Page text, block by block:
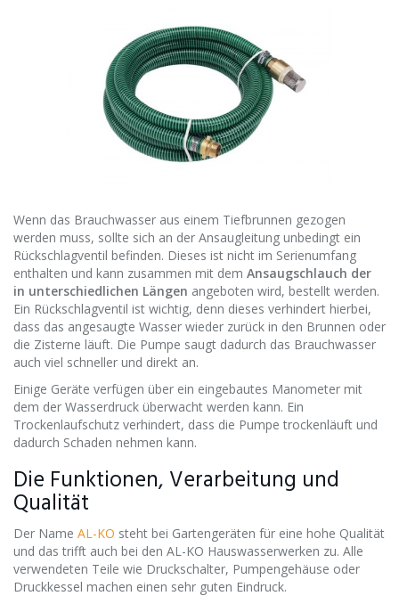
Wenn das Brauchwasser aus einem Tiefbrunnen gezogen
werden muss, sollte sich an der Ansaugleitung unbedingt ein
Rückschlagventil befinden. Dieses ist nicht im Serienumfang
enthalten und kann zusammen mit dem Ansaugschlauch der
in unterschiedlichen Längen angeboten wird, bestellt werden.
Ein Rückschlagventil ist wichtig, denn dieses verhindert hierbei,
dass das angesaugte Wasser wieder zurück in den Brunnen oder
die Zisterne läuft. Die Pumpe saugt dadurch das Brauchwasser
auch viel schneller und direkt an.
Einige Geräte verfügen über ein eingebautes Manometer mit
dem der Wasserdruck überwacht werden kann. Ein
Trockenlaufschutz verhindert, dass die Pumpe trockenläuft und
dadurch Schaden nehmen kann.
Die Funktionen, Verarbeitung und
Qualität
Der Name AL-KO steht bei Gartengeräten für eine hohe Qualität
und das trifft auch bei den AL-KO Hauswasserwerken zu. Alle
verwendeten Teile wie Druckschalter, Pumpengehäuse oder
Druckkessel machen einen sehr guten Eindruck.